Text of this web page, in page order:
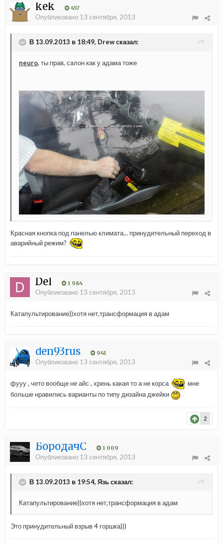
kek 457
Опубликовано 13 сентября, 2013
В 13.09.2013 в 18:49, Drew сказал:
neuro, ты прав, салон как у адама тоже
Красная кнопка под панелью климата... принудительный переход в
аварийный режим?
Del 1 984
Опубликовано 13 сентября, 2013
Катапультирование))хотя нет,трансформация в адам
den93rus 941
Опубликовано 13 сентября, 2013
фууу , чето вообще не айс , хрень какая то а не корса
мне
больше нравились варианты по типу дизайна джейки
2
БородачС 1 009
Опубликовано 13 сентября, 2013
В 13.09.2013 в 19:54, Язь сказал:
Катапультирование))хотя нет,трансформация в адам
Это принудительный взрыв 4 горшка)))